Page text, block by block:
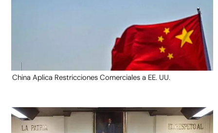
China Aplica Restricciones Comerciales a EE. UU.